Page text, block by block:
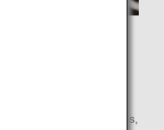
der es Kunden
zu halten,
vor dem Ticketkauf
Die
Zahlungsfenster aus,